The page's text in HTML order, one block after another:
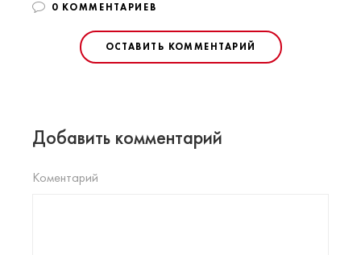
0 КОММЕНТАРИЕВ
ОСТАВИТЬ КОММЕНТАРИЙ
Добавить комментарий
Коментарий